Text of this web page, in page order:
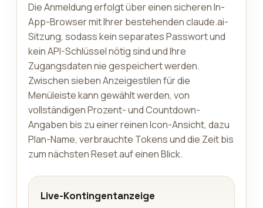
Die Anmeldung erfolgt über einen sicheren In-
App-Browser mit Ihrer bestehenden claude.ai-
Sitzung, sodass kein separates Passwort und
kein API-Schlüssel nötig sind und Ihre
Zugangsdaten nie gespeichert werden.
Zwischen sieben Anzeigestilen für die
Menüleiste kann gewählt werden, von
vollständigen Prozent- und Countdown-
Angaben bis zu einer reinen Icon-Ansicht, dazu
Plan-Name, verbrauchte Tokens und die Zeit bis
zum nächsten Reset auf einen Blick.
Live-Kontingentanzeige